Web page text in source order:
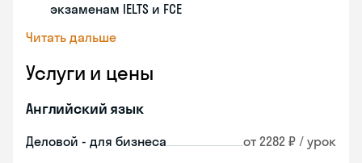
экзаменам IELTS и FCE
Читать дальше
Услуги и цены
Английский язык
Деловой - для бизнеса от 2282 ₽ / урок